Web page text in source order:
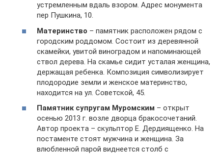
устремленным вдаль взором. Адрес монумента
пер Пушкина, 10.
Материнство – памятник расположен рядом с
городским роддомом. Состоит из деревянной
скамейки, увитой виноградом и напоминающей
ствол дерева. На скамье сидит усталая женщина,
держащая ребенка. Композиция символизирует
плодородие земли и женское материнство,
находится на ул. Советской, 45.
Памятник супругам Муромским – открыт
осенью 2013 г. возле дворца бракосочетаний.
Автор проекта – скульптор Е. Дердиященко. На
постаменте стоят мужчина и женщина. За
влюбленной парой виднеется столб с